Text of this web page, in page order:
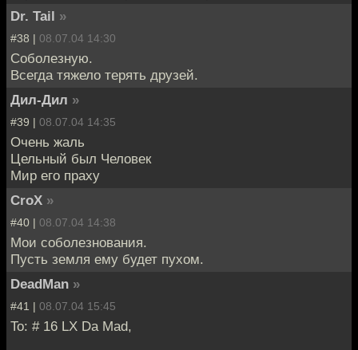
Dr. Tail »
#38 | 08.07.04 14:30
Соболезную.
Всегда тяжело терять друзей.
Дил-Дил »
#39 | 08.07.04 14:35
Очень жаль
Цельный был Человек
Мир его праху
CroX »
#40 | 08.07.04 14:38
Мои соболезнования.
Пусть земля ему будет пухом.
DeadMan »
#41 | 08.07.04 15:45
To: # 16 LX Da Mad,